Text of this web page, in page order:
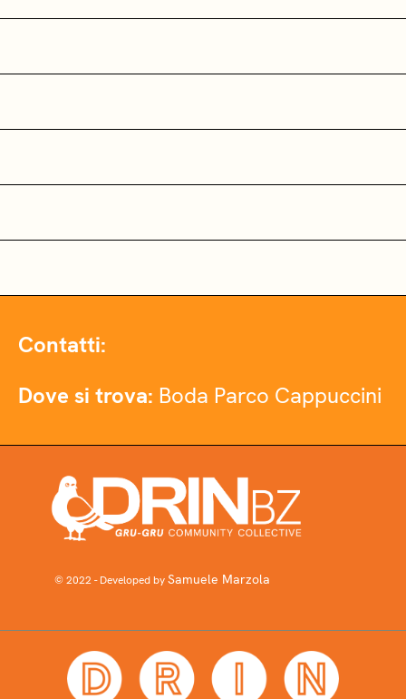
Contatti:
Dove si trova: Boda Parco Cappuccini
© 2022 - Developed bySamuele Marzola